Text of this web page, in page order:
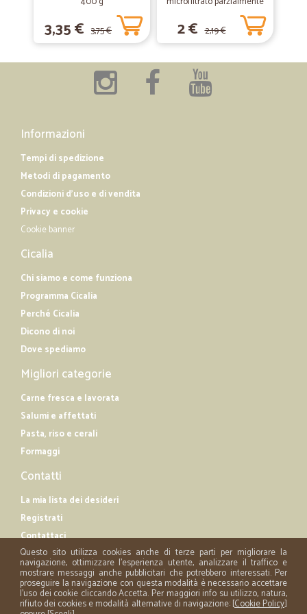
Orgogliosi di aver conosciuto Voi e mi…
Orgogliosi di aver conosciuto Voi e mi riservo di altri ordini anche da
parte di amici grazie la mia divulgazione, Saluti ordiali.
—Silvia M.
Esperienza d'acquisto positiva. Ho provato alcuni prodotti freschi e li
ho trovati ottimi. Di sicuro ripeterò questa esperienza anche
soddisfatta della precisione nei tempi di consegna.
3,35 € 3,75 € 2 € 2,19 €
Informazioni
Tempi di spedizione
Metodi di pagamento
Condizioni d'uso e di vendita
Privacy e cookie
Cookie banner
Cicalia
Chi siamo e come funziona
Programma Cicalia
Perché Cicalia
Dicono di noi
Dove spediamo
Migliori categorie
Carne fresca e lavorata
Salumi e affettati
Pasta, riso e cerali
Formaggi
Contatti
La mia lista dei desideri
Registrati
Contattaci
Questo sito utilizza cookies anche di terze parti per migliorare la
navigazione, ottimizzare l'esperienza utente, analizzare il traffico e
mostrare messaggi anche pubblicitari che potrebbero interessati. Per
proseguire la navigazione con questa modalità è necessario accettare
l'uso dei cookie cliccando Accetta. Per maggiori info su utilizzo, natura,
rifiuto dei cookies e modalità alternative di navigazione: [Cookie Policy]